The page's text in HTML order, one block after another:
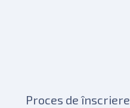
Proces de înscriere